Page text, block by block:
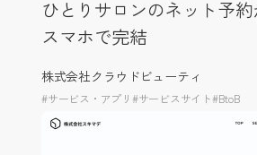
ひとりサロンのネット予
スマホで完結
株式会社クラウドビューティ
#サービス・アプリ #サービスサイト#BtoB